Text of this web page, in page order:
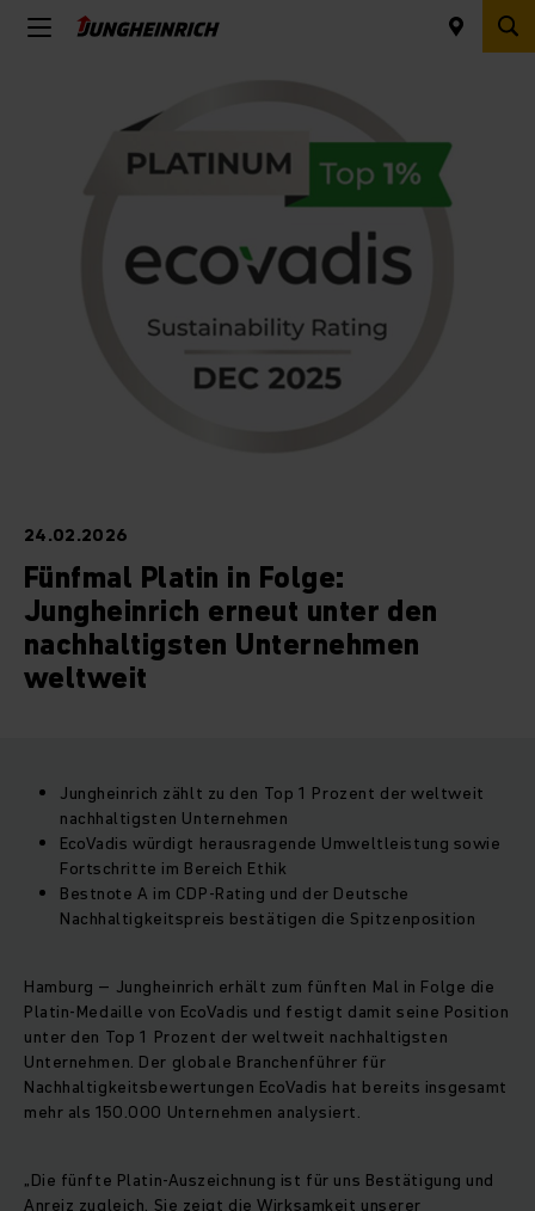
24.02.2026
Fünfmal Platin in Folge:
Jungheinrich erneut unter den
nachhaltigsten Unternehmen
weltweit
Jungheinrich zählt zu den Top 1 Prozent der weltweit
nachhaltigsten Unternehmen
EcoVadis würdigt herausragende Umweltleistung sowie
Fortschritte im Bereich Ethik
Bestnote A im CDP-Rating und der Deutsche
Nachhaltigkeitspreis bestätigen die Spitzenposition
Hamburg – Jungheinrich erhält zum fünften Mal in Folge die
Platin‑Medaille von EcoVadis und festigt damit seine Position
unter den Top 1 Prozent der weltweit nachhaltigsten
Unternehmen. Der globale Branchenführer für
Nachhaltigkeitsbewertungen EcoVadis hat bereits insgesamt
mehr als 150.000 Unternehmen analysiert.
„Die fünfte Platin‑Auszeichnung ist für uns Bestätigung und
Anreiz zugleich. Sie zeigt die Wirksamkeit unserer